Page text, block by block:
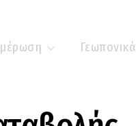
Γεωπονικά